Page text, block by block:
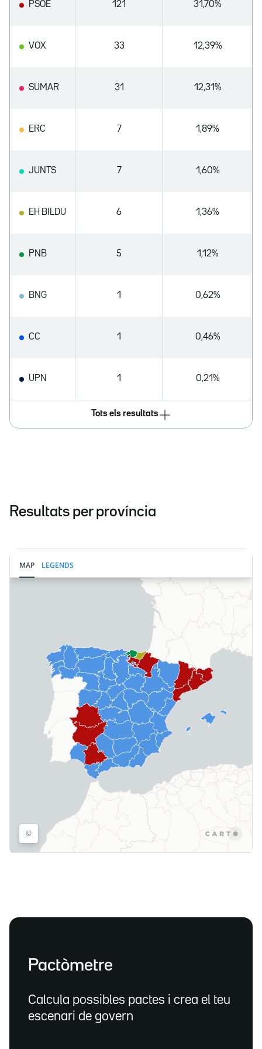
PSOE 121 31,70%
VOX 33 12,39%
SUMAR 31 12,31%
ERC 7 1,89%
JUNTS 7 1,60%
EH BILDU 6 1,36%
PNB 5 1,12%
BNG 1 0,62%
CC 1 0,46%
UPN 1 0,21%
Tots els resultats
Resultats per província
Pactòmetre
Calcula possibles pactes i crea el teu
escenari de govern